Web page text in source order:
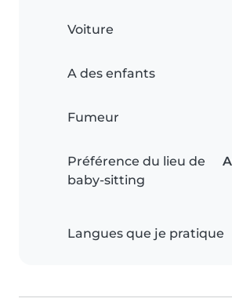
Voiture
A des enfants
Fumeur
Préférence du lieu de
baby-sitting
Langues que je pratique